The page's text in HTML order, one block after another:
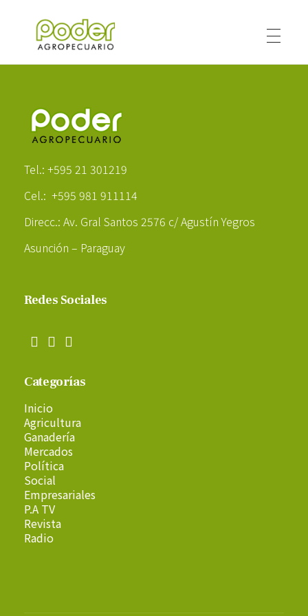
Tel.: +595 21 301219
Cel.: +595 981 911114
Direcc.: Av. Gral Santos 2576 c/ Agustín Yegros
Asunción – Paraguay
Redes Sociales
Categorías
Inicio
Agricultura
Ganadería
Mercados
Política
Social
Empresariales
P.A TV
Revista
Radio